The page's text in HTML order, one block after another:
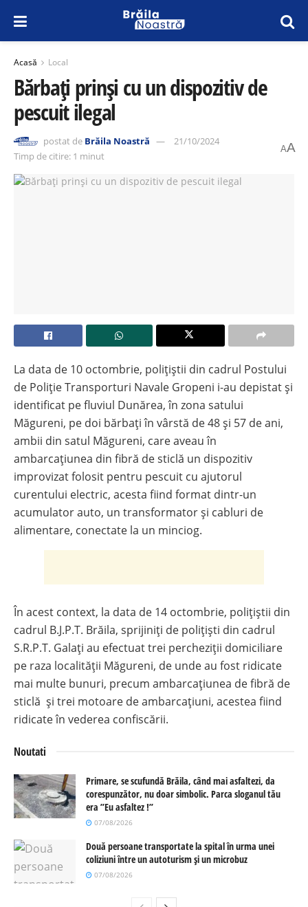
Acasă Local
Bărbați prinși cu un dispozitiv de
pescuit ilegal
postat de Brăila Noastră
21/10/2024
Timp de citire: 1 minut
AA
La data de 10 octombrie, polițiștii din cadrul Postului
de Poliție Transporturi Navale Gropeni i-au depistat și
identificat pe fluviul Dunărea, în zona satului
Măgureni, pe doi bărbați în vârstă de 48 și 57 de ani,
ambii din satul Măgureni, care aveau în
ambarcațiunea din fibră de sticlă un dispozitiv
improvizat folosit pentru pescuit cu ajutorul
curentului electric, acesta fiind format dintr-un
acumulator auto, un transformator și cabluri de
alimentare, conectate la un minciog.
În acest context, la data de 14 octombrie, polițiștii din
cadrul B.J.P.T. Brăila, sprijiniți de polițiști din cadrul
S.R.P.T. Galați au efectuat trei percheziții domiciliare
pe raza localității Măgureni, de unde au fost ridicate
mai multe bunuri, precum ambarcațiunea de fibră de
sticlă și trei motoare de ambarcațiuni, acestea fiind
ridicate în vederea confiscării.
Noutati
Primare, se scufundă Brăila, când mai asfaltezi, da
corespunzător, nu doar simbolic. Parca sloganul tău
era ”Eu asfaltez !”
07/08/2026
Două persoane transportate la spital în urma unei
coliziuni între un autoturism și un microbuz
07/08/2026